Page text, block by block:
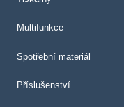
Multifunkce
Spotřební materiál
Příslušenství